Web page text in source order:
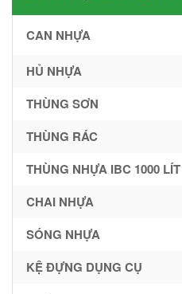
CAN NHỰA
HỦ NHỰA
THÙNG SƠN
THÙNG RÁC
THÙNG NHỰA IBC 1000 LÍT
CHAI NHỰA
SÓNG NHỰA
KỆ ĐỰNG DỤNG CỤ